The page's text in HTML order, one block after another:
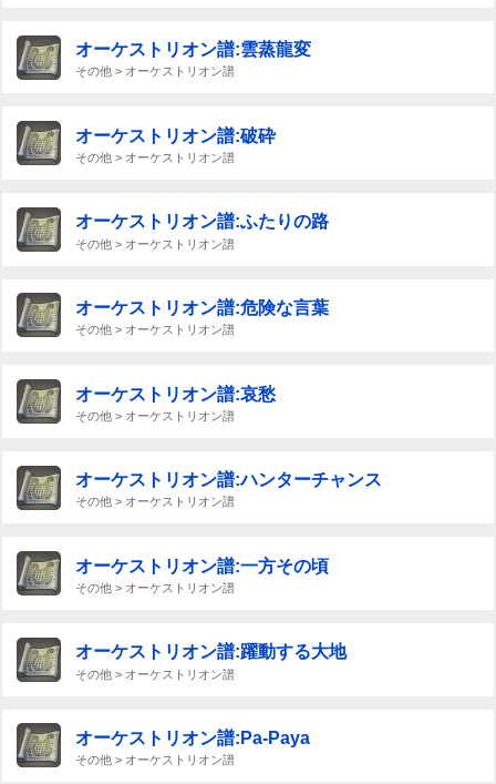
オーケストリオン譜:雲蒸龍変
その他 > オーケストリオン譜
オーケストリオン譜:破砕
その他 > オーケストリオン譜
オーケストリオン譜:ふたりの路
その他 > オーケストリオン譜
オーケストリオン譜:危険な言葉
その他 > オーケストリオン譜
オーケストリオン譜:哀愁
その他 > オーケストリオン譜
オーケストリオン譜:ハンターチャンス
その他 > オーケストリオン譜
オーケストリオン譜:一方その頃
その他 > オーケストリオン譜
オーケストリオン譜:躍動する大地
その他 > オーケストリオン譜
オーケストリオン譜:Pa-Paya
その他 > オーケストリオン譜